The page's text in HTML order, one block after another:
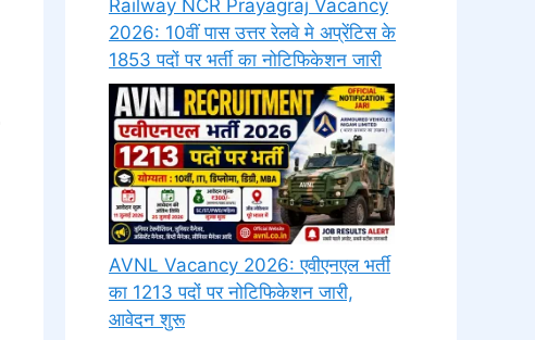
Railway NCR Prayagraj Vacancy
2026: 10वीं पास उत्तर रेलवे मे अप्रेंटिस के
1853 पदों पर भर्ती का नोटिफिकेशन जारी
AVNL Vacancy 2026: एवीएनएल भर्ती
का 1213 पदों पर नोटिफिकेशन जारी,
आवेदन शुरू